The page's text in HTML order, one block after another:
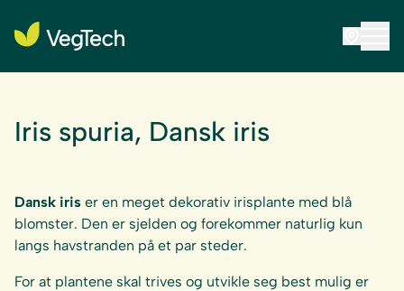
Iris spuria, Dansk iris
Dansk iris er en meget dekorativ irisplante med blå
blomster. Den er sjelden og forekommer naturlig kun
langs havstranden på et par steder.
For at plantene skal trives og utvikle seg best mulig er